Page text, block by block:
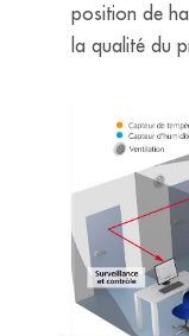
position de
la qualité du